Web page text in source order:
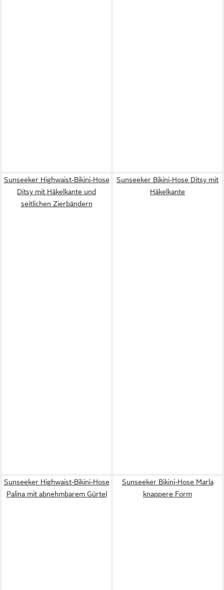
Sunseeker Highwaist-Bikini-Hose
Ditsy mit Häkelkante und
seitlichen Zierbändern
Sunseeker Bikini-Hose Ditsy mit
Häkelkante
Sunseeker Highwaist-Bikini-Hose
Palina mit abnehmbarem Gürtel
Sunseeker Bikini-Hose Marla
knappere Form